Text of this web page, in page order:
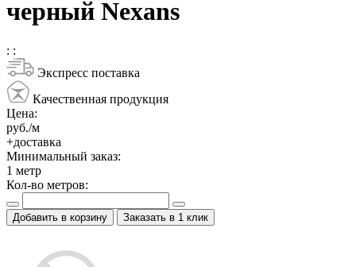
черный Nexans
: :
Экспресс поставка
Качественная продукция
Цена:
руб./м
+доставка
Минимальный заказ:
1 метр
Кол-во метров:
Добавить в корзину Заказать в 1 клик